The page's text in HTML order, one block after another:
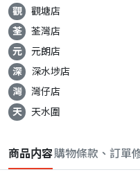
觀
觀塘店
荃
荃灣店
元
元朗店
深
深水埗店
灣
灣仔店
天
天水圍
商品内容購物條款、訂單